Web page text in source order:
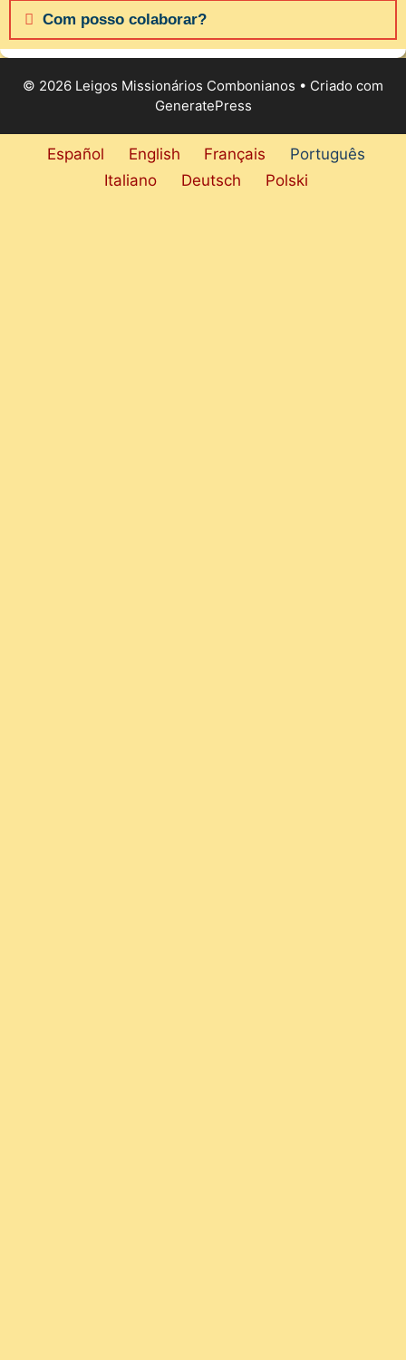
Com posso colaborar?
© 2026 Leigos Missionários Combonianos • Criado com
GeneratePress
Español English Français
Português
Italiano
Deutsch Polski